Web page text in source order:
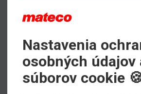
Max. výška zdvihu
7.94 m
Min. nosnosť
295 kg
Nastavenia
osobných údajov
súborov cookie